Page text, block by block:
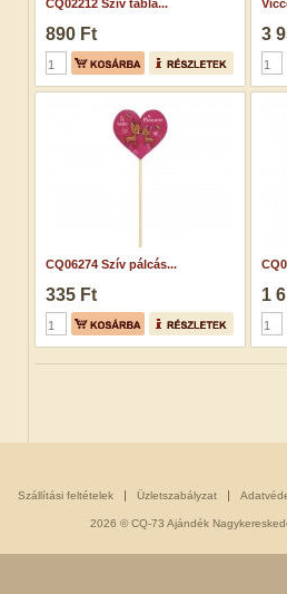
CQ02212 Szív tábla...
890 Ft 3
CQ06274 Szív pálcás...
335 Ft 1
Szállítási feltételek Üzletszabályzat
2026 © CQ-73 Ajándék